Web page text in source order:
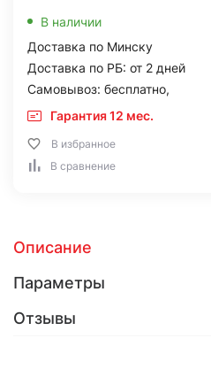
В наличии
Доставка по Минску
Доставка по РБ: от 2 дней
Самовывоз: бесплатно,
Гарантия 12 мес.
В избранное
В сравнение
Описание
Параметры
Отзывы